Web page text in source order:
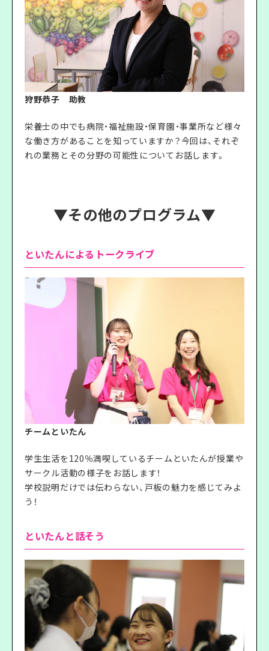
狩野恭子 助教
栄養士の中でも病院・福祉施設・保育園・事業所など様々
な働き方があることを知っていますか？今回は、それぞ
れの業務とその分野の可能性についてお話します。
▼その他のプログラム▼
といたんによるトークライブ
チームといたん
学生生活を120％満喫しているチームといたんが授業や
サークル活動の様子をお話します！
学校説明だけでは伝わらない、戸板の魅力を感じてみよ
う！
といたんと話そう